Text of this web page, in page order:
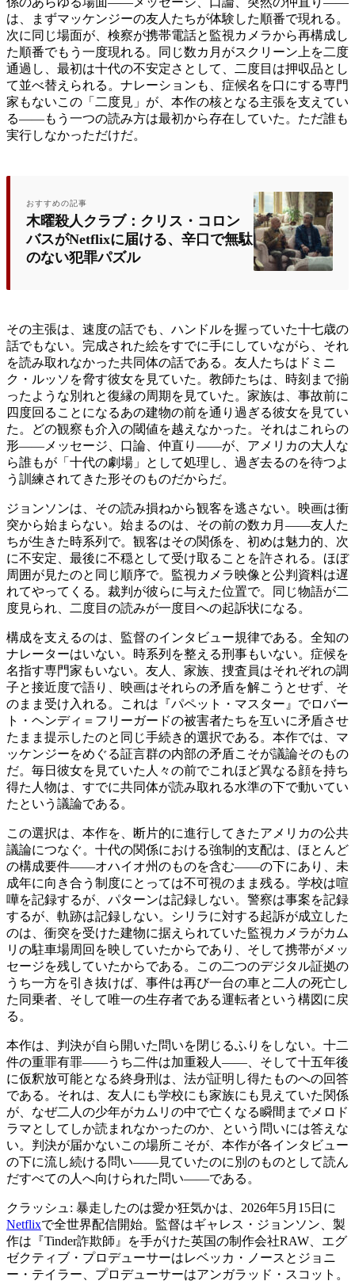
は、まずマッケンジーの友人たちが体験した順番で現れる。
次に同じ場面が、検察が携帯電話と監視カメラから再構成し
た順番でもう一度現れる。同じ数カ月がスクリーン上を二度
通過し、最初は十代の不安定さとして、二度目は押収品とし
て並べ替えられる。ナレーションも、症候名を口にする専門
家もないこの「二度見」が、本作の核となる主張を支えてい
る——もう一つの読み方は最初から存在していた。ただ誰も
実行しなかっただけだ。
おすすめの記事
木曜殺人クラブ：クリス・コロン
バスがNetflixに届ける、辛口で無駄
のない犯罪パズル
その主張は、速度の話でも、ハンドルを握っていた十七歳の
話でもない。完成された絵をすでに手にしていながら、それ
を読み取れなかった共同体の話である。友人たちはドミニ
ク・ルッソを脅す彼女を見ていた。教師たちは、時刻まで揃
ったような別れと復縁の周期を見ていた。家族は、事故前に
四度回ることになるあの建物の前を通り過ぎる彼女を見てい
た。どの観察も介入の閾値を越えなかった。それはこれらの
形——メッセージ、口論、仲直り——が、アメリカの大人な
ら誰もが「十代の劇場」として処理し、過ぎ去るのを待つよ
う訓練されてきた形そのものだからだ。
ジョンソンは、その読み損ねから観客を逃さない。映画は衝
突から始まらない。始まるのは、その前の数カ月——友人た
ちが生きた時系列で。観客はその関係を、初めは魅力的、次
に不安定、最後に不穏として受け取ることを許される。ほぼ
周囲が見たのと同じ順序で。監視カメラ映像と公判資料は遅
れてやってくる。裁判が彼らに与えた位置で。同じ物語が二
度見られ、二度目の読みが一度目への起訴状になる。
構成を支えるのは、監督のインタビュー規律である。全知の
ナレーターはいない。時系列を整える刑事もいない。症候を
名指す専門家もいない。友人、家族、捜査員はそれぞれの調
子と接近度で語り、映画はそれらの矛盾を解こうとせず、そ
のまま受け入れる。これは『パペット・マスター』でロバー
ト・ヘンディ＝フリーガードの被害者たちを互いに矛盾させ
たまま提示したのと同じ手続き的選択である。本作では、マ
ッケンジーをめぐる証言群の内部の矛盾こそが議論そのもの
だ。毎日彼女を見ていた人々の前でこれほど異なる顔を持ち
得た人物は、すでに共同体が読み取れる水準の下で動いてい
たという議論である。
この選択は、本作を、断片的に進行してきたアメリカの公共
議論につなぐ。十代の関係における強制的支配は、ほとんど
の構成要件——オハイオ州のものを含む——の下にあり、未
成年に向き合う制度にとっては不可視のまま残る。学校は喧
嘩を記録するが、パターンは記録しない。警察は事案を記録
するが、軌跡は記録しない。シリラに対する起訴が成立した
のは、衝突を受けた建物に据えられていた監視カメラがカム
リの駐車場周回を映していたからであり、そして携帯がメッ
セージを残していたからである。この二つのデジタル証拠の
うち一方を引き抜けば、事件は再び一台の車と二人の死亡し
た同乗者、そして唯一の生存者である運転者という構図に戻
る。
本作は、判決が自ら開いた問いを閉じるふりをしない。十二
件の重罪有罪——うち二件は加重殺人——、そして十五年後
に仮釈放可能となる終身刑は、法が証明し得たものへの回答
である。それは、友人にも学校にも家族にも見えていた関係
が、なぜ二人の少年がカムリの中で亡くなる瞬間までメロド
ラマとしてしか読まれなかったのか、という問いには答えな
い。判決が届かないこの場所こそが、本作が各インタビュー
の下に流し続ける問い——見ていたのに別のものとして読ん
だすべての人へ向けられた問い——である。
クラッシュ: 暴走したのは愛か狂気かは、2026年5月15日に
Netflixで全世界配信開始。監督はギャレス・ジョンソン、製
作は『Tinder詐欺師』を手がけた英国の制作会社RAW、エグ
ゼクティブ・プロデューサーはレベッカ・ノースとジョニ
ー・テイラー、プロデューサーはアンガラッド・スコット。